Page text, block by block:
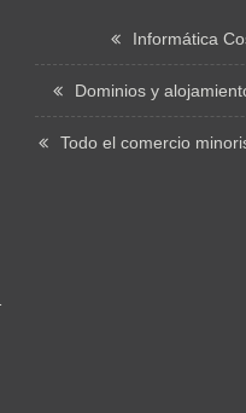
Informática
Dominios y
Todo el comercio